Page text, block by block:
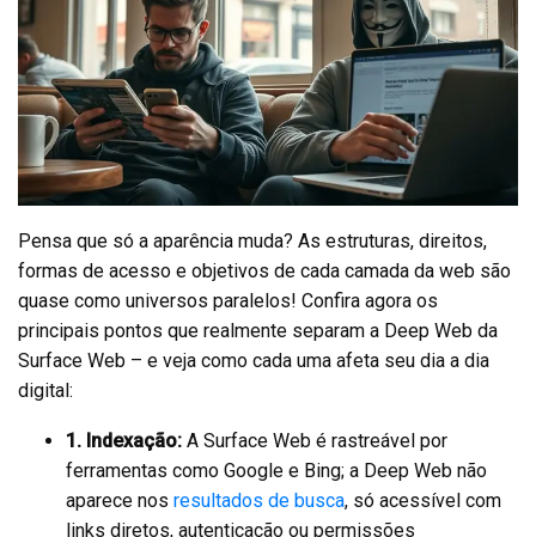
Pensa que só a aparência muda? As estruturas, direitos,
formas de acesso e objetivos de cada camada da web são
quase como universos paralelos! Confira agora os
principais pontos que realmente separam a Deep Web da
Surface Web – e veja como cada uma afeta seu dia a dia
digital:
1. Indexação: A Surface Web é rastreável por
ferramentas como Google e Bing; a Deep Web não
aparece nos resultados de busca, só acessível com
links diretos, autenticação ou permissões